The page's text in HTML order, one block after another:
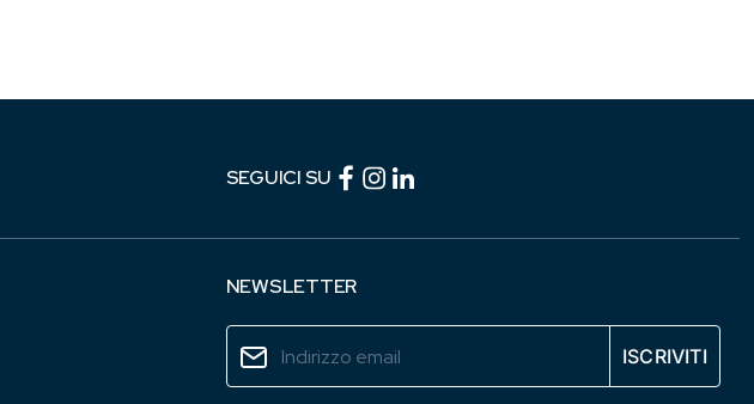
SEGUICI SU Facebook (link esterno)
Instagram (link esterno)
NEWSLETTER